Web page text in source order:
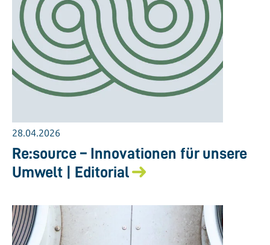
28.04.2026
Re:source – Innovationen für unsere
Umwelt | Editorial